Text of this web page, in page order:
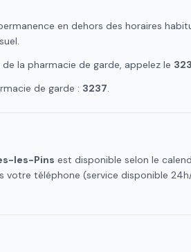
en dehors des horaires
la pharmacie de garde, appelez le
de garde : 3237.
les-Pins est disponible selon le
votre téléphone (service disponible